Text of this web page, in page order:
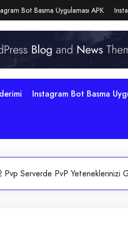
Bot Basma Uygulaması APK
Instagram Bot Basma
Pvp Serverde PvP Yeteneklerinizi